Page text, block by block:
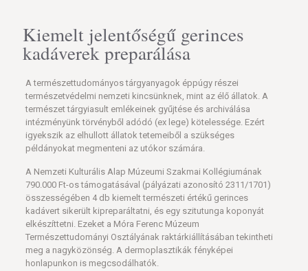
Kiemelt jelentőségű gerinces
kadáverek preparálása
A természettudományos tárgyanyagok éppúgy részei
természetvédelmi nemzeti kincsünknek, mint az élő állatok. A
természet tárgyiasult emlékeinek gyűjtése és archiválása
intézményünk törvényből adódó (ex lege) kötelessége. Ezért
igyekszik az elhullott állatok tetemeiből a szükséges
példányokat megmenteni az utókor számára.
A Nemzeti Kulturális Alap Múzeumi Szakmai Kollégiumának
790.000 Ft-os támogatásával (pályázati azonosító 2311/1701)
összességében 4 db kiemelt természeti értékű gerinces
kadávert sikerült kipreparáltatni, és egy szitutunga koponyát
elkészíttetni. Ezeket a Móra Ferenc Múzeum
Természettudományi Osztályának raktárkiállításában tekintheti
meg a nagyközönség. A dermoplasztikák fényképei
honlapunkon is megcsodálhatók.